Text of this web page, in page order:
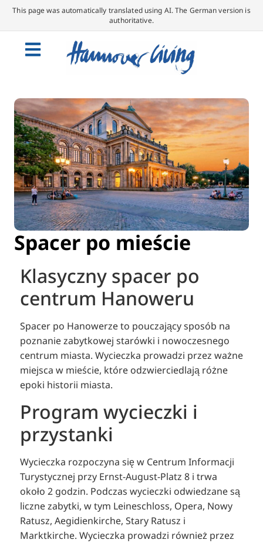
This page was automatically translated using AI. The German version is
authoritative.
Spacer po mieście
Klasyczny spacer po
centrum Hanoweru
Spacer po Hanowerze to pouczający sposób na
poznanie zabytkowej starówki i nowoczesnego
centrum miasta. Wycieczka prowadzi przez ważne
miejsca w mieście, które odzwierciedlają różne
epoki historii miasta.
Program wycieczki i
przystanki
Wycieczka rozpoczyna się w Centrum Informacji
Turystycznej przy Ernst-August-Platz 8 i trwa
około 2 godzin. Podczas wycieczki odwiedzane są
liczne zabytki, w tym Leineschloss, Opera, Nowy
Ratusz, Aegidienkirche, Stary Ratusz i
Marktkirche. Wycieczka prowadzi również przez